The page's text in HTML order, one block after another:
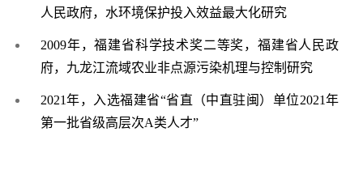
人民政府，水环境保护投入效益最大化研究
2009年，福建省科学技术奖二等奖，福建省人民政
府，九龙江流域农业非点源污染机理与控制研究
2021年， 入选福建省“省直（中直驻闽）单位2021年
第一批省级高层次A类人才”